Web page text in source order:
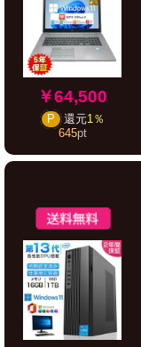
￥64,500
P 還元1％
645pt